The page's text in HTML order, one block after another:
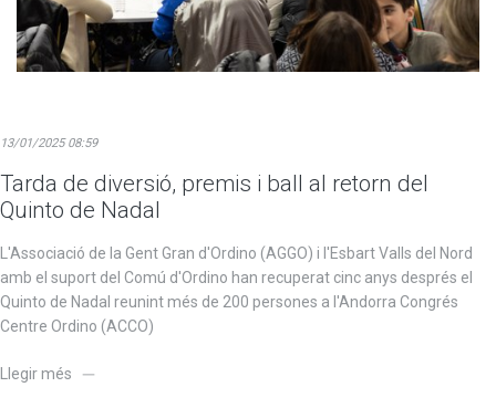
13/01/2025 08:59
Tarda de diversió, premis i ball al retorn del
Quinto de Nadal
L'Associació de la Gent Gran d'Ordino (AGGO) i l'Esbart Valls del Nord
amb el suport del Comú d'Ordino han recuperat cinc anys després el
Quinto de Nadal reunint més de 200 persones a l'Andorra Congrés
Centre Ordino (ACCO)
Llegir més